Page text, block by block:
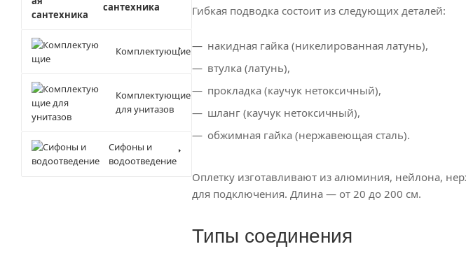
Гибкая подводка состоит из следующих деталей:
накидная гайка (никелированная латунь),
втулка (латунь),
прокладка (каучук нетоксичный),
шланг (каучук нетоксичный),
обжимная гайка (нержавеющая сталь).
Оплетку изготавливают из алюминия, нейлона,
для подключения. Длина — от 20 до 200 см.
Типы соединения
сантехника
Комплектующие
Комплектующие
для унитазов
Сифоны и
водоотведение